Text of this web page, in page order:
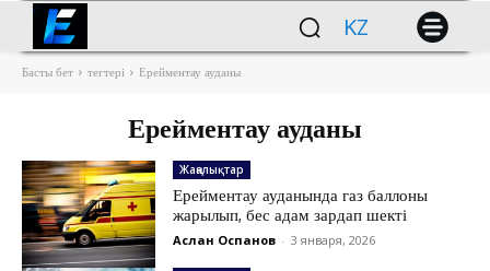
KZ
Басты бет тегтері Ерейментау ауданы
Ерейментау ауданы
Жаңалықтар
Ерейментау ауданында газ баллоны
жарылып, бес адам зардап шекті
Аслан Оспанов - 3 января, 2026